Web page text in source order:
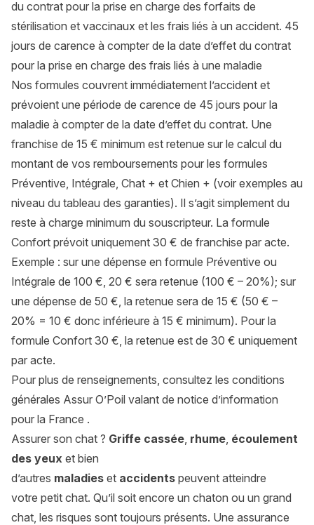
du contrat pour la prise en charge des forfaits de
stérilisation et vaccinaux et les frais liés à un accident. 45
jours de carence à compter de la date d’effet du contrat
pour la prise en charge des frais liés à une maladie
Nos formules couvrent immédiatement l’accident et
prévoient une période de carence de 45 jours pour la
maladie à compter de la date d’effet du contrat. Une
franchise de 15 € minimum est retenue sur le calcul du
montant de vos remboursements pour les formules
Préventive, Intégrale, Chat + et Chien + (voir exemples au
niveau du tableau des garanties). Il s’agit simplement du
reste à charge minimum du souscripteur. La formule
Confort prévoit uniquement 30 € de franchise par acte.
Exemple : sur une dépense en formule Préventive ou
Intégrale de 100 €, 20 € sera retenue (100 € – 20%); sur
une dépense de 50 €, la retenue sera de 15 € (50 € –
20% = 10 € donc inférieure à 15 € minimum). Pour la
formule Confort 30 €, la retenue est de 30 € uniquement
par acte.
Pour plus de renseignements, consultez les conditions
générales Assur O’Poil valant de notice d’information
pour la France .
Assurer son chat ? Griffe cassée, rhume, écoulement
des yeux et bien
d’autres maladies et accidents peuvent atteindre
votre petit chat. Qu’il soit encore un chaton ou un grand
chat, les risques sont toujours présents. Une assurance